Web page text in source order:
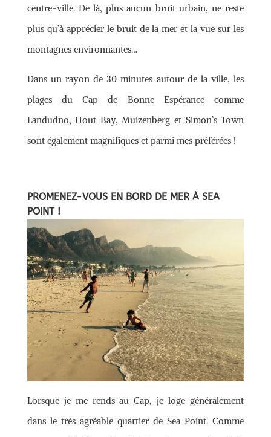
centre-ville. De là, plus aucun bruit urbain, ne reste
plus qu’à apprécier le bruit de la mer et la vue sur les
montagnes environnantes…
Dans un rayon de 30 minutes autour de la ville, les
plages du Cap de Bonne Espérance comme
Landudno, Hout Bay, Muizenberg et Simon’s Town
sont également magnifiques et parmi mes préférées !
PROMENEZ-VOUS EN BORD DE MER À SEA
POINT !
Lorsque je me rends au Cap, je loge généralement
dans le très agréable quartier de Sea Point. Comme